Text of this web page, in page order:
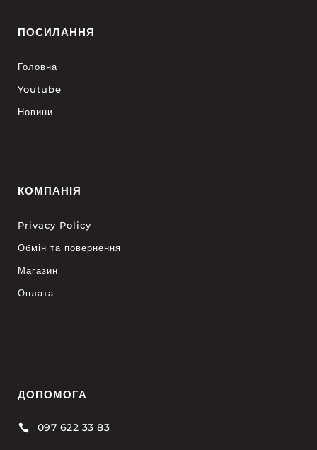
ПОСИЛАННЯ
Головна
Youtube
Новини
КОМПАНІЯ
Privacy Policy
Обмін та повернення
Магазин
Оплата
ДОПОМОГА
 097 622 33 83